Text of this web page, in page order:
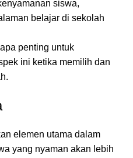
siswa,
belajar di sekolah
penting untuk
ini ketika memilih dan
elemen utama dalam
yang nyaman akan lebih